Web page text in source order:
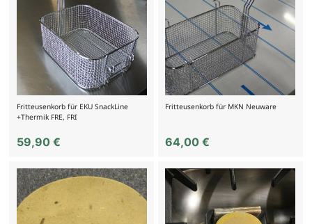
Fritteusenkorb für EKU SnackLine
+Thermik FRE, FRI
59,90 €
Fritteusenkorb für MKN Neuware
64,00€